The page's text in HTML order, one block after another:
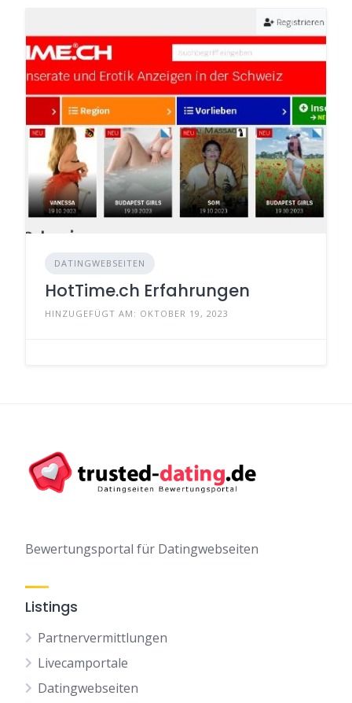
DATINGWEBSEITEN
HotTime.ch Erfahrungen
HINZUGEFÜGT AM: OKTOBER 19, 2023
Bewertungsportal für Datingwebseiten
Listings
Partnervermittlungen
Livecamportale
Datingwebseiten